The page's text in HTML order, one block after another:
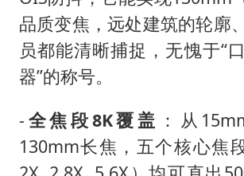
品质变焦，远处建筑的轮廓
员都能清晰捕捉，无愧于“
器”的称号。
- 全焦段8K覆盖 ：从
130mm长焦，五个核心焦